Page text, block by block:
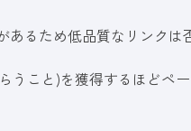
るため低品質なリンクは
うこと)を獲得するほどペ